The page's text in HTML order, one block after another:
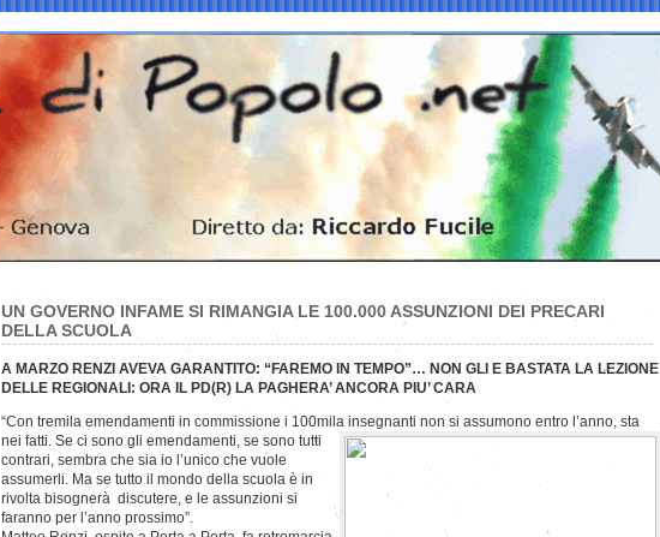
UN GOVERNO INFAME SI RIMANGIA LE 100.000 ASSUNZIONI DEI PRECARI
DELLA SCUOLA
A MARZO RENZI AVEVA GARANTITO: “FAREMO IN TEMPO”… NON GLI E BASTATA LA LEZIONE
DELLE REGIONALI: ORA IL PD(R) LA PAGHERA’ ANCORA PIU’ CARA
“Con tremila emendamenti in commissione i 100mila insegnanti non si assumono entro l’anno, sta
nei fatti. Se ci sono gli emendamenti, se sono tutti
contrari, sembra che sia io l’unico che vuole
assumerli. Ma se tutto il mondo della scuola è in
rivolta bisognerà discutere, e le assunzioni si
faranno per l’anno prossimo”.